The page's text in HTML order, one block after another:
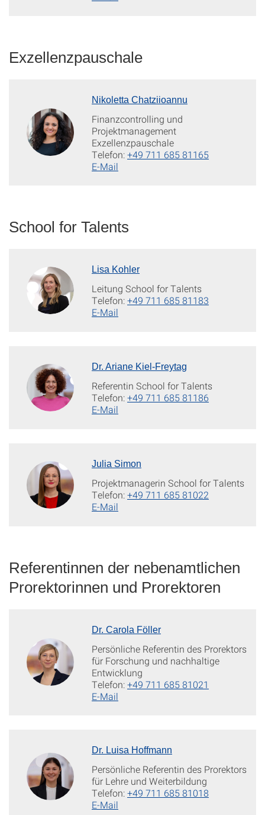
Exzellenzpauschale
Nikoletta Chatziioannu
Finanzcontrolling und
Projektmanagement
Exzellenzpauschale
Telefon:+49 711 685 81165
E-Mail
School for Talents
Lisa Kohler
Leitung School for Talents
Telefon:+49 711 685 81183
E-Mail
Dr. Ariane Kiel-Freytag
Referentin School for Talents
Telefon:+49 711 685 81186
E-Mail
Julia Simon
Projektmanagerin School for Talents
Telefon:+49 711 685 81022
E-Mail
Referentinnen der nebenamtlichen
Prorektorinnen und Prorektoren
Dr. Carola Föller
Persönliche Referentin des Prorektors
für Forschung und nachhaltige
Entwicklung
Telefon:+49 711 685 81021
E-Mail
Dr. Luisa Hoffmann
Persönliche Referentin des Prorektors
für Lehre und Weiterbildung
Telefon:+49 711 685 81018
E-Mail